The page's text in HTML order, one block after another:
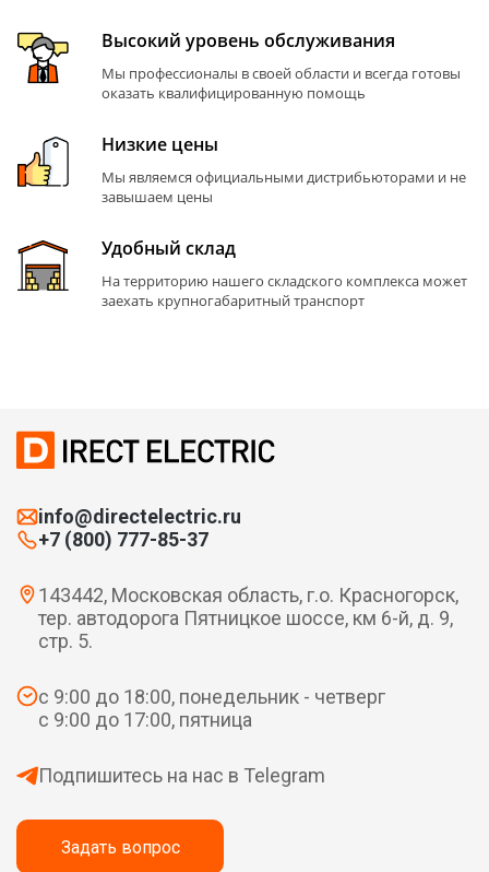
Высокий уровень обслуживания
Мы профессионалы в своей области и всегда готовы
оказать квалифицированную помощь
Низкие цены
Мы являемся официальными дистрибьюторами и не
завышаем цены
Удобный склад
На территорию нашего складского комплекса может
заехать крупногабаритный транспорт
info@directelectric.ru
+7 (800) 777-85-37
143442, Московская область, г.о. Красногорск,
тер. автодорога Пятницкое шоссе, км 6-й, д. 9,
стр. 5.
с 9:00 до 18:00, понедельник - четверг
с 9:00 до 17:00, пятница
Подпишитесь на нас в Telegram
Задать вопрос